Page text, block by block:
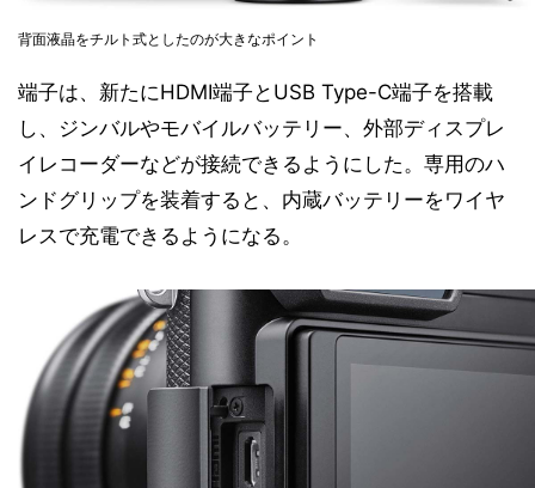
背面液晶をチルト式としたのが大きなポイント
端子は、新たにHDMI端子とUSB Type-C端子を搭載
し、ジンバルやモバイルバッテリー、外部ディスプレ
イレコーダーなどが接続できるようにした。専用のハ
ンドグリップを装着すると、内蔵バッテリーをワイヤ
レスで充電できるようになる。